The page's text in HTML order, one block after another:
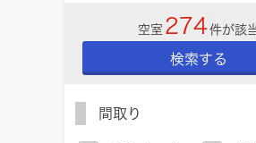
空室 274件が該
検索する
間取り